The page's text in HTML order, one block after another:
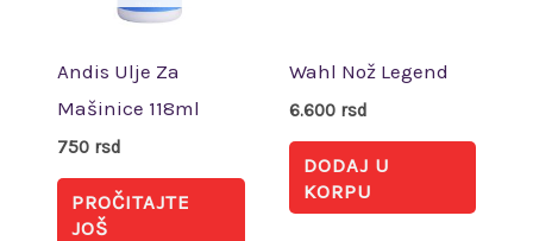
Andis Ulje Za
Mašinice 118ml
750 rsd
PROČITAJTE
JOŠ
Wahl Nož Legend
6.600 rsd
DODAJ U
KORPU